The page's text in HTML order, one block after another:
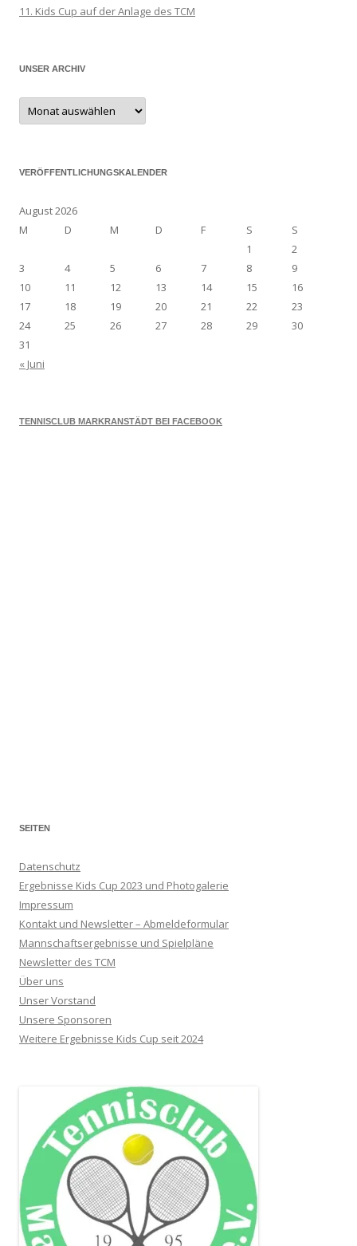
11. Kids Cup auf der Anlage des TCM
UNSER ARCHIV
Unser
Archiv
VERÖFFENTLICHUNGSKALENDER
August 2026
M
D M D F S
S
1
2
3
4 5 6 7 8
9
10
11 12 13 14 15
16
17
18 19 20 21 22
23
24
25 26 27 28 29
30
31
« Juni
TENNISCLUB MARKRANSTÄDT BEI FACEBOOK
SEITEN
Datenschutz
Ergebnisse Kids Cup 2023 und Photogalerie
Impressum
Kontakt und Newsletter – Abmeldeformular
Mannschaftsergebnisse und Spielpläne
Newsletter des TCM
Über uns
Unser Vorstand
Unsere Sponsoren
Weitere Ergebnisse Kids Cup seit 2024